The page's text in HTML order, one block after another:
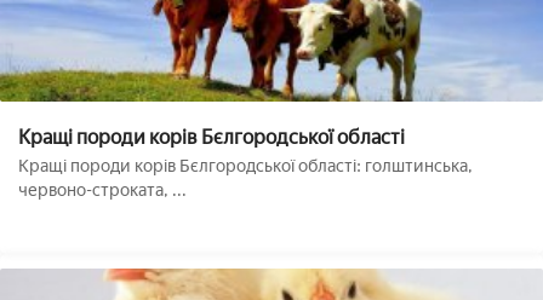
Кращі породи корів Бєлгородської області
Кращі породи корів Бєлгородської області: голштинська,
червоно-строката, ...